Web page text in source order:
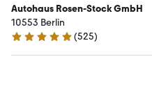
Autohaus Rosen-Stock GmbH
10553 Berlin
4.9 Sterne
(525)